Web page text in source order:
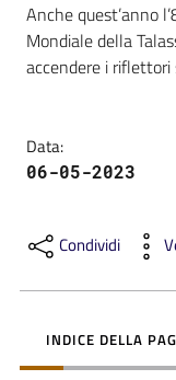
C
a
r
a
d
e
S
r
z
Anche quest’anno
Mondiale della
accendere i
Data:
06-05-2023
Condividi
INDICE DELLA